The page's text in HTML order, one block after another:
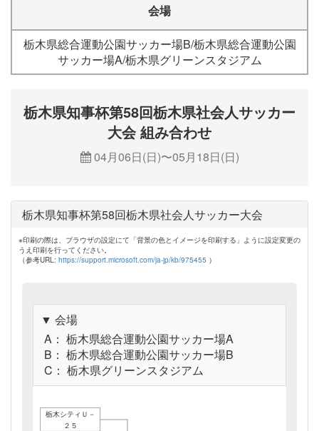
会場
栃木県総合運動公園サッカー場B/栃木県総合運動公園
サッカー場A/栃木県グリーンスタジアム
栃木県知事杯第58回栃木県社会人サッカー
大会 組み合わせ
04月06日(日)〜05月18日(日)
栃木県知事杯第58回栃木県社会人サッカー大会
※印刷の際は、ブラウザの設定にて「背景の色とイメージを印刷する」ように設定変更の
うえ印刷を行ってください。
（参考URL: https://support.microsoft.com/ja-jp/kb/975455 ）
▼ 会場
A： 栃木県総合運動公園サッカー場A
B： 栃木県総合運動公園サッカー場B
C： 栃木県グリーンスタジアム
栃木シティＵ－
２５